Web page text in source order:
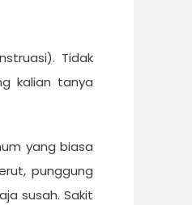
Tidak
kalian tanya
yang biasa
punggung
susah. Sakit